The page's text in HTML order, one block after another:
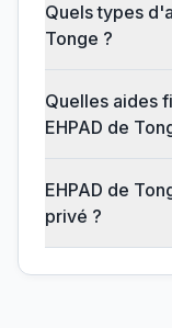
Quels types
Tonge ?
Quelles aides
EHPAD de
EHPAD de
privé ?